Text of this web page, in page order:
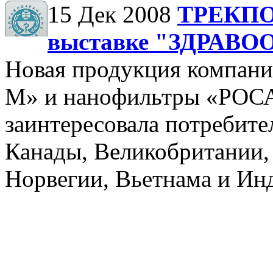
15 Дек 2008
выставке
Новая продукция
М» и нанофильтры
заинтересовала
Канады,
Норвегии, Вьетнама и